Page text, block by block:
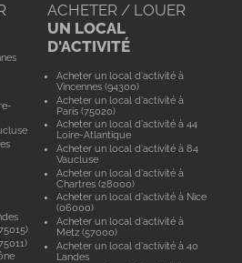
ACHETER / LOUER
UN LOCAL
D'ACTIVITÉ
Acheter un local d'activité à
Vincennes (94300)
Acheter un local d'activité à
Paris (75020)
Acheter un local d'activité à 44
Loire-Atlantique
Acheter un local d'activité à 84
Vaucluse
Acheter un local d'activité à
Chartres (28000)
Acheter un local d'activité à Nice
(06000)
Acheter un local d'activité à
Metz (57000)
Acheter un local d'activité à 40
Landes